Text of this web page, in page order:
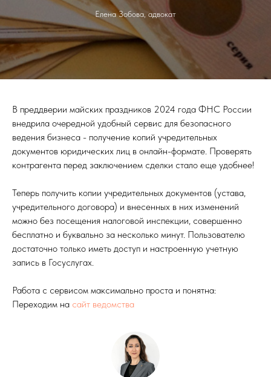
Елена Зобова, адвокат
В преддверии майских праздников 2024 года ФНС России
внедрила очередной удобный сервис для безопасного
ведения бизнеса - получение копий учредительных
документов юридических лиц в онлайн-формате. Проверять
контрагента перед заключением сделки стало еще удобнее!
Теперь получить копии учредительных документов (устава,
учредительного договора) и внесенных в них изменений
можно без посещения налоговой инспекции, совершенно
бесплатно и буквально за несколько минут. Пользователю
достаточно только иметь доступ и настроенную учетную
запись в Госуслугах.
Работа с сервисом максимально проста и понятна:
Переходим на сайт ведомства